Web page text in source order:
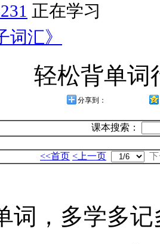
正在学习
词汇》
轻松背单词
分享到：
课本搜索：
<<首页 <上一页
词，多学多